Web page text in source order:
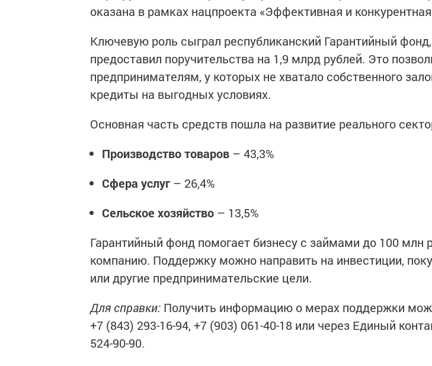
оказана в рамках нацпроекта «Эффективная и
Ключевую роль сыграл республиканский Гарантийный
предоставил поручительства на 1,9 млрд рублей. Это
предпринимателям, у которых не хватало собственного
кредиты на выгодных условиях.
Основная часть средств пошла на развитие реального
Производство товаров – 43,3%
Сфера услуг– 26,4%
Сельское хозяйство – 13,5%
Гарантийный фонд помогает бизнесу с займами до 100 млн
компанию. Поддержку можно направить на инвестиции,
или другие предпринимательские цели.
Для справки: Получить информацию о мерах поддержки
+7 (843) 293-16-94, +7 (903) 061-40-18 или через Единый
524-90-90.